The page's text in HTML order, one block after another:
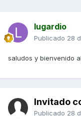
lugardio
Publicado 28
saludos y bienvenido
Invitado
Publicado 28